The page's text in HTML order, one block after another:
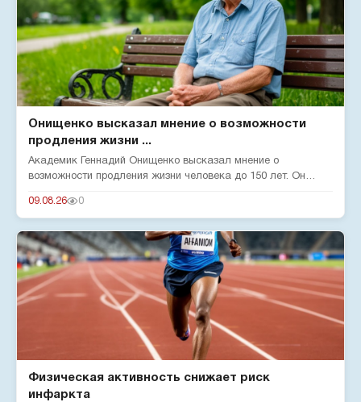
Онищенко высказал мнение о возможности
продления жизни ...
Академик Геннадий Онищенко высказал мнение о
возможности продления жизни человека до 150 лет. Он
09.08.26 0
Физическая активность снижает риск
инфаркта